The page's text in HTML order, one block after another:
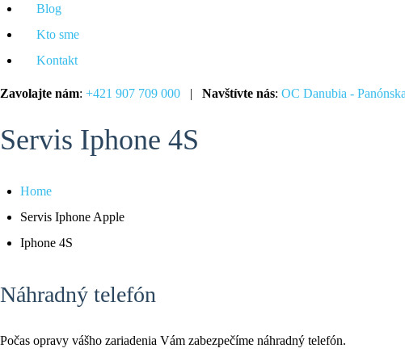
Blog
Kto sme
Kontakt
Zavolajte nám: +421 907 709 000 | Navštívte nás: OC Danubia -
Servis Iphone 4S
Home
Servis Iphone Apple
Iphone 4S
Náhradný telefón
Počas opravy vášho zariadenia Vám zabezpečíme náhradný telefón.